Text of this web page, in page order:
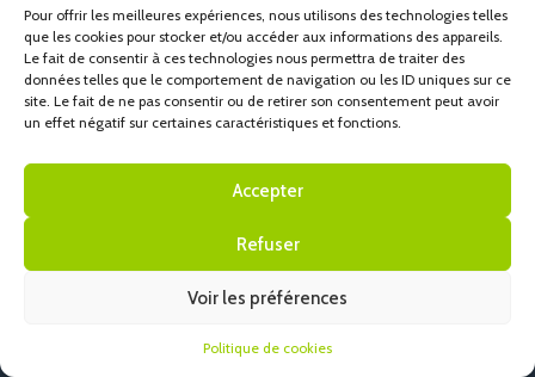
Pour offrir les meilleures expériences, nous utilisons des technologies telles
que les cookies pour stocker et/ou accéder aux informations des appareils.
Le fait de consentir à ces technologies nous permettra de traiter des
données telles que le comportement de navigation ou les ID uniques sur ce
site. Le fait de ne pas consentir ou de retirer son consentement peut avoir
un effet négatif sur certaines caractéristiques et fonctions.
Accepter
Refuser
Voir les préférences
Politique de cookies
POLITIQUE DE COOKIES (UE)